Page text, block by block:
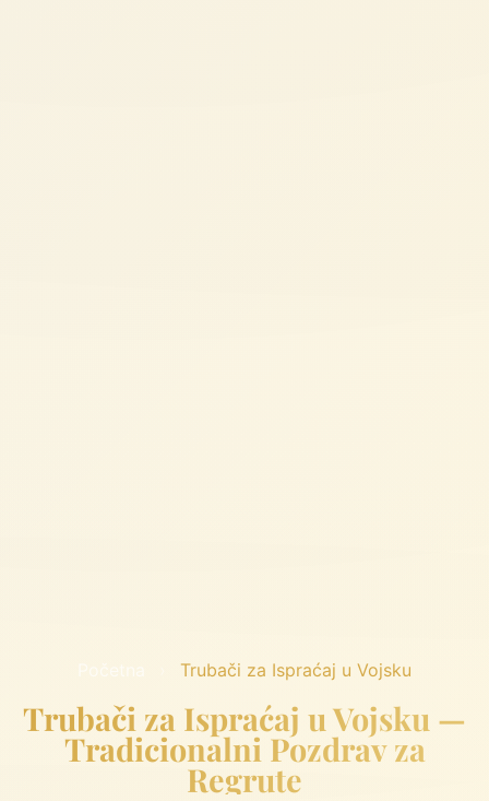
Trubači za Ispraćaj u Vojsku
Trubači za Ispraćaj u Vojsku —
Tradicionalni Pozdrav za
Regrute